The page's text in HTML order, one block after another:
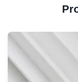
étoiles
3 étoiles
2 étoiles
1 étoile